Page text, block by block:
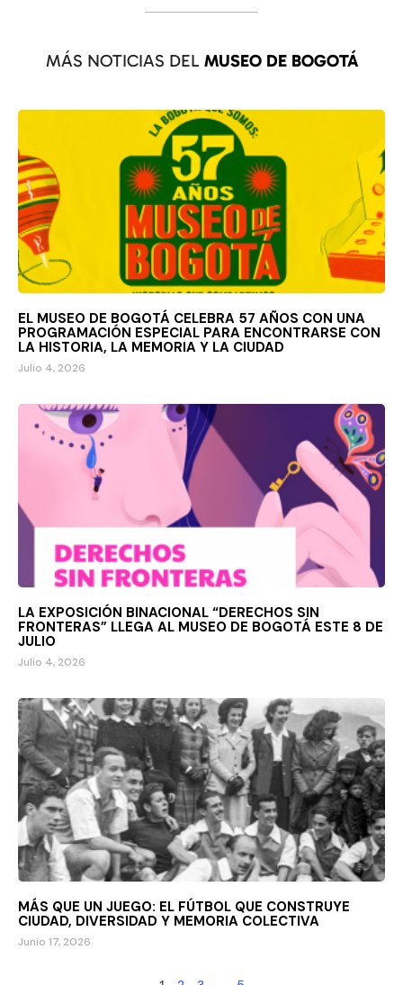
MÁS NOTICIAS DEL MUSEO DE BOGOTÁ
EL MUSEO DE BOGOTÁ CELEBRA 57 AÑOS CON UNA
PROGRAMACIÓN ESPECIAL PARA ENCONTRARSE CON
LA HISTORIA, LA MEMORIA Y LA CIUDAD
Julio 4, 2026
LA EXPOSICIÓN BINACIONAL “DERECHOS SIN
FRONTERAS” LLEGA AL MUSEO DE BOGOTÁ ESTE 8 DE
JULIO
Julio 4, 2026
MÁS QUE UN JUEGO: EL FÚTBOL QUE CONSTRUYE
CIUDAD, DIVERSIDAD Y MEMORIA COLECTIVA
Junio 17, 2026